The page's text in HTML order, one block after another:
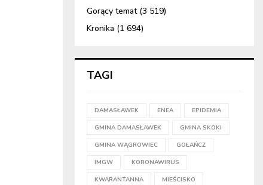
Gorący temat(3 519)
Kronika (1 694)
TAGI
DAMASŁAWEK ENEA EPIDEMIA
GMINA DAMASŁAWEK GMINA SKOKI
GMINA WĄGROWIEC GOŁAŃCZ
IMGW KORONAWIRUS
KWARANTANNA MIEŚCISKO